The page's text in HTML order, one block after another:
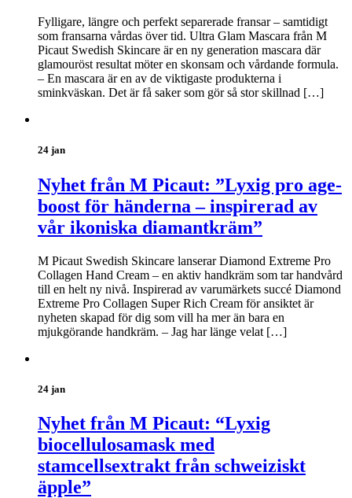
Fylligare, längre och perfekt separerade fransar – samtidigt
som fransarna vårdas över tid. Ultra Glam Mascara från M
Picaut Swedish Skincare är en ny generation mascara där
glamouröst resultat möter en skonsam och vårdande formula.
– En mascara är en av de viktigaste produkterna i
sminkväskan. Det är få saker som gör så stor skillnad […]
24 jan
Nyhet från M Picaut: ”Lyxig pro age-
boost för händerna – inspirerad av
vår ikoniska diamantkräm”
M Picaut Swedish Skincare lanserar Diamond Extreme Pro
Collagen Hand Cream – en aktiv handkräm som tar handvård
till en helt ny nivå. Inspirerad av varumärkets succé Diamond
Extreme Pro Collagen Super Rich Cream för ansiktet är
nyheten skapad för dig som vill ha mer än bara en
mjukgörande handkräm. – Jag har länge velat […]
24 jan
Nyhet från M Picaut: “Lyxig
biocellulosamask med
stamcellsextrakt från schweiziskt
äpple”